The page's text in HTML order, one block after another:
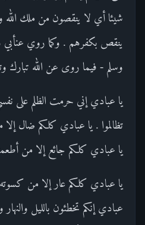
شيئا أي لا ينقصون من ملك الله
ينقص بكفرهم . وكما روي عنأبي
وسلم - فيما روى عن الله تبارك
يا عبادي إني حرمت الظلم على
تظالموا . يا عبادي كلكم ضال إلا
يا عبادي كلكم جائع إلا من
يا عبادي كلكم عار إلا من
عبادي إنكم تخطئون بالليل والنهار